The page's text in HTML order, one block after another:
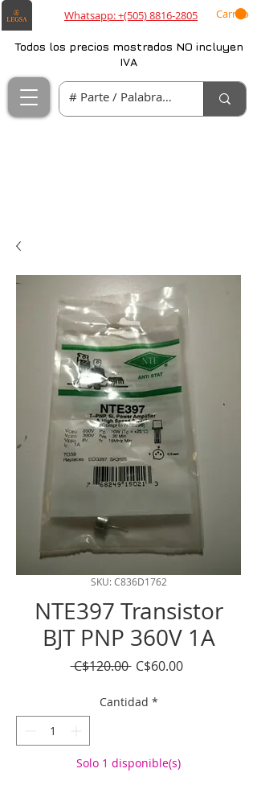
Whatsapp: +(505) 8816-2805 Carrito
Todos los precios mostrados NO incluyen
IVA
SKU: C836D1762
NTE397 Transistor
BJT PNP 360V 1A
C$120.00 Precio
C$60.00Precio
Cantidad *
Solo 1 disponible(s)